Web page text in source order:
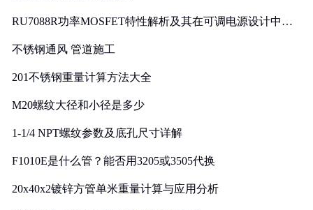
RU7088R功率MOSFET特性解析及其在可调电源设计中的
不锈钢通风 管道施工
201不锈钢重量计算方法大全
M20螺纹大径和小径是多少
1-1/4 NPT螺纹参数及底孔尺寸详解
F1010E是什么管？能否用3205或3505代换
20x40x2镀锌方管单米重量计算与应用分析